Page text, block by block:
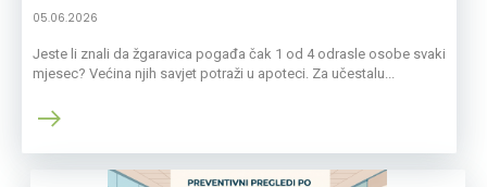
05.06.2026
Jeste li znali da žgaravica pogađa čak 1 od 4 odrasle osobe svaki
mjesec? Većina njih savjet potraži u apoteci. Za učestalu...